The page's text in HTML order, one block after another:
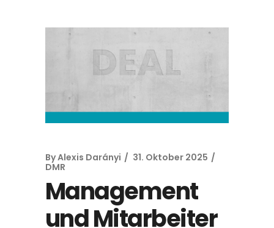
ByAlexis Darányi
31. Oktober 2025
DMR
Management
und Mitarbeiter